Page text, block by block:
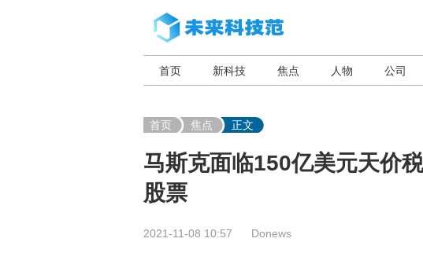
首页 新科技 焦点 人物 公司
首页 焦点 正文
马斯克面临150亿美元天价
股票
2021-11-08 10:57 Donews